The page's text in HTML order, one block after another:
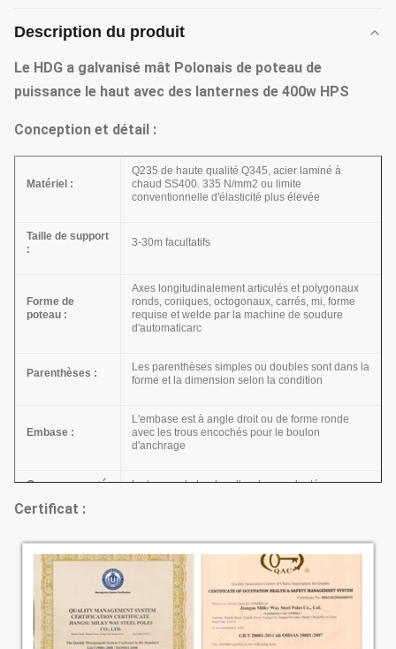
Description du produit
Le HDG a galvanisé mât Polonais de poteau de
puissance le haut avec des lanternes de 400w HPS
Conception et détail :
Matériel :
Q235 de haute qualité Q345, acier laminé à
chaud SS400. 335 N/mm2 ou limite
conventionnelle d'élasticité plus élevée
Taille de support
:
3-30m facultatifs
Forme de
poteau :
Axes longitudinalement articulés et polygonaux
ronds, coniques, octogonaux, carrés, mi, forme
requise et welde par la machine de soudure
d'automaticarc
Parenthèses :
Les parenthèses simples ou doubles sont dans la
forme et la dimension selon la condition
Embase :
L'embase est à angle droit ou de forme ronde
avec les trous encochés pour le boulon
d'anchrage
Groung a monté
Le type ou le boulon d'anchrage planté par
Galvanisation :
Revêtement de
poudre :
La peinture pure de poudre de polyester, couleur
est facultative
Certificat :